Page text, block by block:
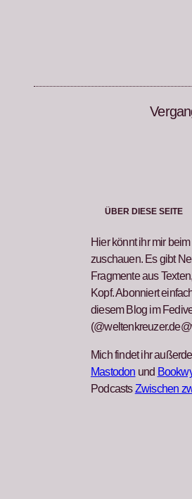
ÜBER DIESE SEITE
Hier könnt ihr mir
zuschauen. Es gibt
Fragmente aus
Kopf. Abonniert
diesem Blog im
Mich findet ihr
Mastodon und
PodcastsZwischen